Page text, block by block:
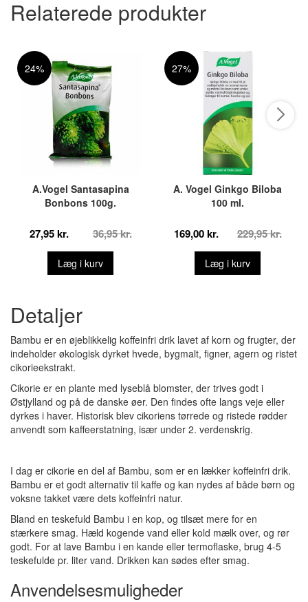
Relaterede produkter
24%
A.Vogel Santasapina
Bonbons 100g.
27,95 kr. 36,95 kr.
Læg i kurv
27%
A. Vogel Ginkgo Biloba
100 ml.
169,00 kr. 229,95 kr.
Læg i kurv
Detaljer
Bambu er en øjeblikkelig koffeinfri drik lavet af korn og frugter, der
indeholder økologisk dyrket hvede, bygmalt, figner, agern og ristet
cikorieekstrakt.
Cikorie er en plante med lyseblå blomster, der trives godt i
Østjylland og på de danske øer. Den findes ofte langs veje eller
dyrkes i haver. Historisk blev cikoriens tørrede og ristede rødder
anvendt som kaffeerstatning, især under 2. verdenskrig.
I dag er cikorie en del af Bambu, som er en lækker koffeinfri drik.
Bambu er et godt alternativ til kaffe og kan nydes af både børn og
voksne takket være dets koffeinfri natur.
Bland en teskefuld Bambu i en kop, og tilsæt mere for en
stærkere smag. Hæld kogende vand eller kold mælk over, og rør
godt. For at lave Bambu i en kande eller termoflaske, brug 4-5
teskefulde pr. liter vand. Drikken kan sødes efter smag.
Anvendelsesmuligheder